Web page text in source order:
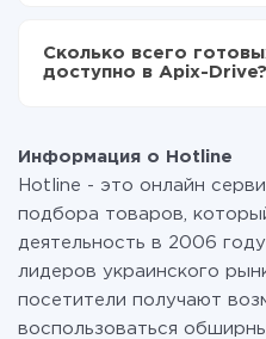
функционал. Вы
данных, которые по
перейти на платный, при
отарифах
Сколько всего
доступно в Apix-Drive?
Информация о Hotline
Hotline - это онлайн
подбора товаров,
деятельность в 2006
лидеров украинского
посетители получают
воспользоваться